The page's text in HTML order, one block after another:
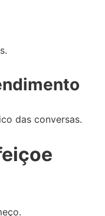
das conversas.